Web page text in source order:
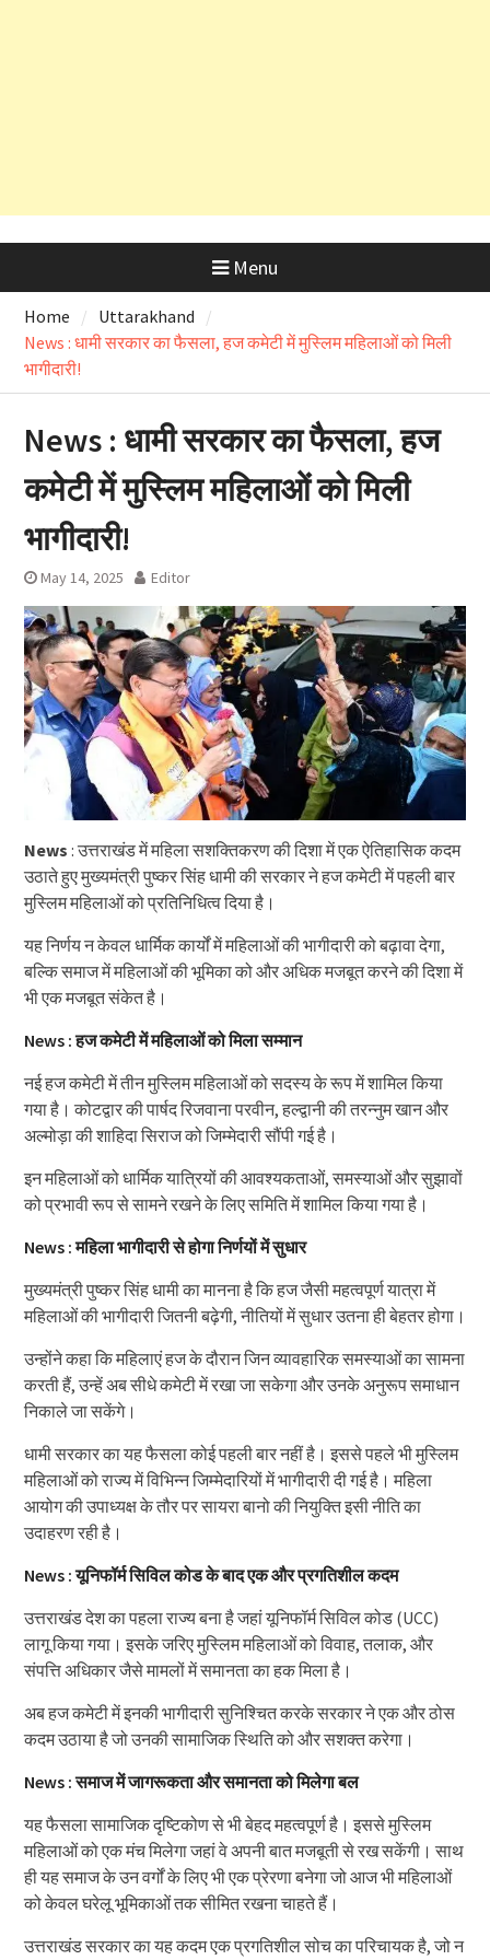
Menu
Home
Uttarakhand
News : धामी सरकार का फैसला, हज कमेटी में मुस्लिम महिलाओं को मिली
भागीदारी!
News : धामी सरकार का फैसला, हज
कमेटी में मुस्लिम महिलाओं को मिली
भागीदारी!
May 14, 2025 Editor
News : उत्तराखंड में महिला सशक्तिकरण की दिशा में एक ऐतिहासिक कदम
उठाते हुए मुख्यमंत्री पुष्कर सिंह धामी की सरकार ने हज कमेटी में पहली बार
मुस्लिम महिलाओं को प्रतिनिधित्व दिया है।
यह निर्णय न केवल धार्मिक कार्यों में महिलाओं की भागीदारी को बढ़ावा देगा,
बल्कि समाज में महिलाओं की भूमिका को और अधिक मजबूत करने की दिशा में
भी एक मजबूत संकेत है।
News : हज कमेटी में महिलाओं को मिला सम्मान
नई हज कमेटी में तीन मुस्लिम महिलाओं को सदस्य के रूप में शामिल किया
गया है। कोटद्वार की पार्षद रिजवाना परवीन, हल्द्वानी की तरन्नुम खान और
अल्मोड़ा की शाहिदा सिराज को जिम्मेदारी सौंपी गई है।
इन महिलाओं को धार्मिक यात्रियों की आवश्यकताओं, समस्याओं और सुझावों
को प्रभावी रूप से सामने रखने के लिए समिति में शामिल किया गया है।
News : महिला भागीदारी से होगा निर्णयों में सुधार
मुख्यमंत्री पुष्कर सिंह धामी का मानना है कि हज जैसी महत्वपूर्ण यात्रा में
महिलाओं की भागीदारी जितनी बढ़ेगी, नीतियों में सुधार उतना ही बेहतर होगा।
उन्होंने कहा कि महिलाएं हज के दौरान जिन व्यावहारिक समस्याओं का सामना
करती हैं, उन्हें अब सीधे कमेटी में रखा जा सकेगा और उनके अनुरूप समाधान
निकाले जा सकेंगे।
धामी सरकार का यह फैसला कोई पहली बार नहीं है। इससे पहले भी मुस्लिम
महिलाओं को राज्य में विभिन्न जिम्मेदारियों में भागीदारी दी गई है। महिला
आयोग की उपाध्यक्ष के तौर पर सायरा बानो की नियुक्ति इसी नीति का
उदाहरण रही है।
News : यूनिफॉर्म सिविल कोड के बाद एक और प्रगतिशील कदम
उत्तराखंड देश का पहला राज्य बना है जहां यूनिफॉर्म सिविल कोड (UCC)
लागू किया गया। इसके जरिए मुस्लिम महिलाओं को विवाह, तलाक, और
संपत्ति अधिकार जैसे मामलों में समानता का हक मिला है।
अब हज कमेटी में इनकी भागीदारी सुनिश्चित करके सरकार ने एक और ठोस
कदम उठाया है जो उनकी सामाजिक स्थिति को और सशक्त करेगा।
News : समाज में जागरूकता और समानता को मिलेगा बल
यह फैसला सामाजिक दृष्टिकोण से भी बेहद महत्वपूर्ण है। इससे मुस्लिम
महिलाओं को एक मंच मिलेगा जहां वे अपनी बात मजबूती से रख सकेंगी। साथ
ही यह समाज के उन वर्गों के लिए भी एक प्रेरणा बनेगा जो आज भी महिलाओं
को केवल घरेलू भूमिकाओं तक सीमित रखना चाहते हैं।
उत्तराखंड सरकार का यह कदम एक प्रगतिशील सोच का परिचायक है, जो न